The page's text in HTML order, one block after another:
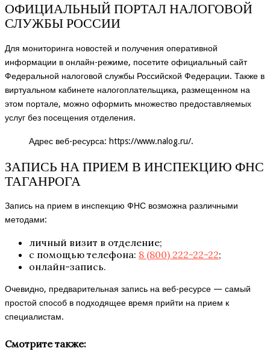
ОФИЦИАЛЬНЫЙ ПОРТАЛ НАЛОГОВОЙ
СЛУЖБЫ РОССИИ
Для мониторинга новостей и получения оперативной
информации в онлайн-режиме, посетите официальный сайт
Федеральной налоговой службы Российской Федерации. Также в
виртуальном кабинете налогоплательщика, размещенном на
этом портале, можно оформить множество предоставляемых
услуг без посещения отделения.
Адрес веб-ресурса: https://www.nalog.ru/.
ЗАПИСЬ НА ПРИЕМ В ИНСПЕКЦИЮ ФНС
ТАГАНРОГА
Запись на прием в инспекцию ФНС возможна различными
методами:
личный визит в отделение;
с помощью телефона: 8 (800) 222-22-22;
онлайн-запись.
Очевидно, предварительная запись на веб-ресурсе — самый
простой способ в подходящее время прийти на прием к
специалистам.
Смотрите также: